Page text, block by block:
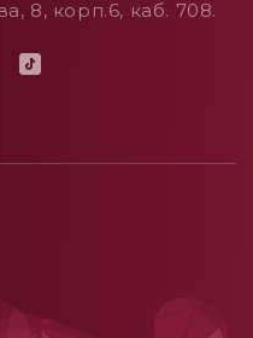
8, корп.6, каб. 708.